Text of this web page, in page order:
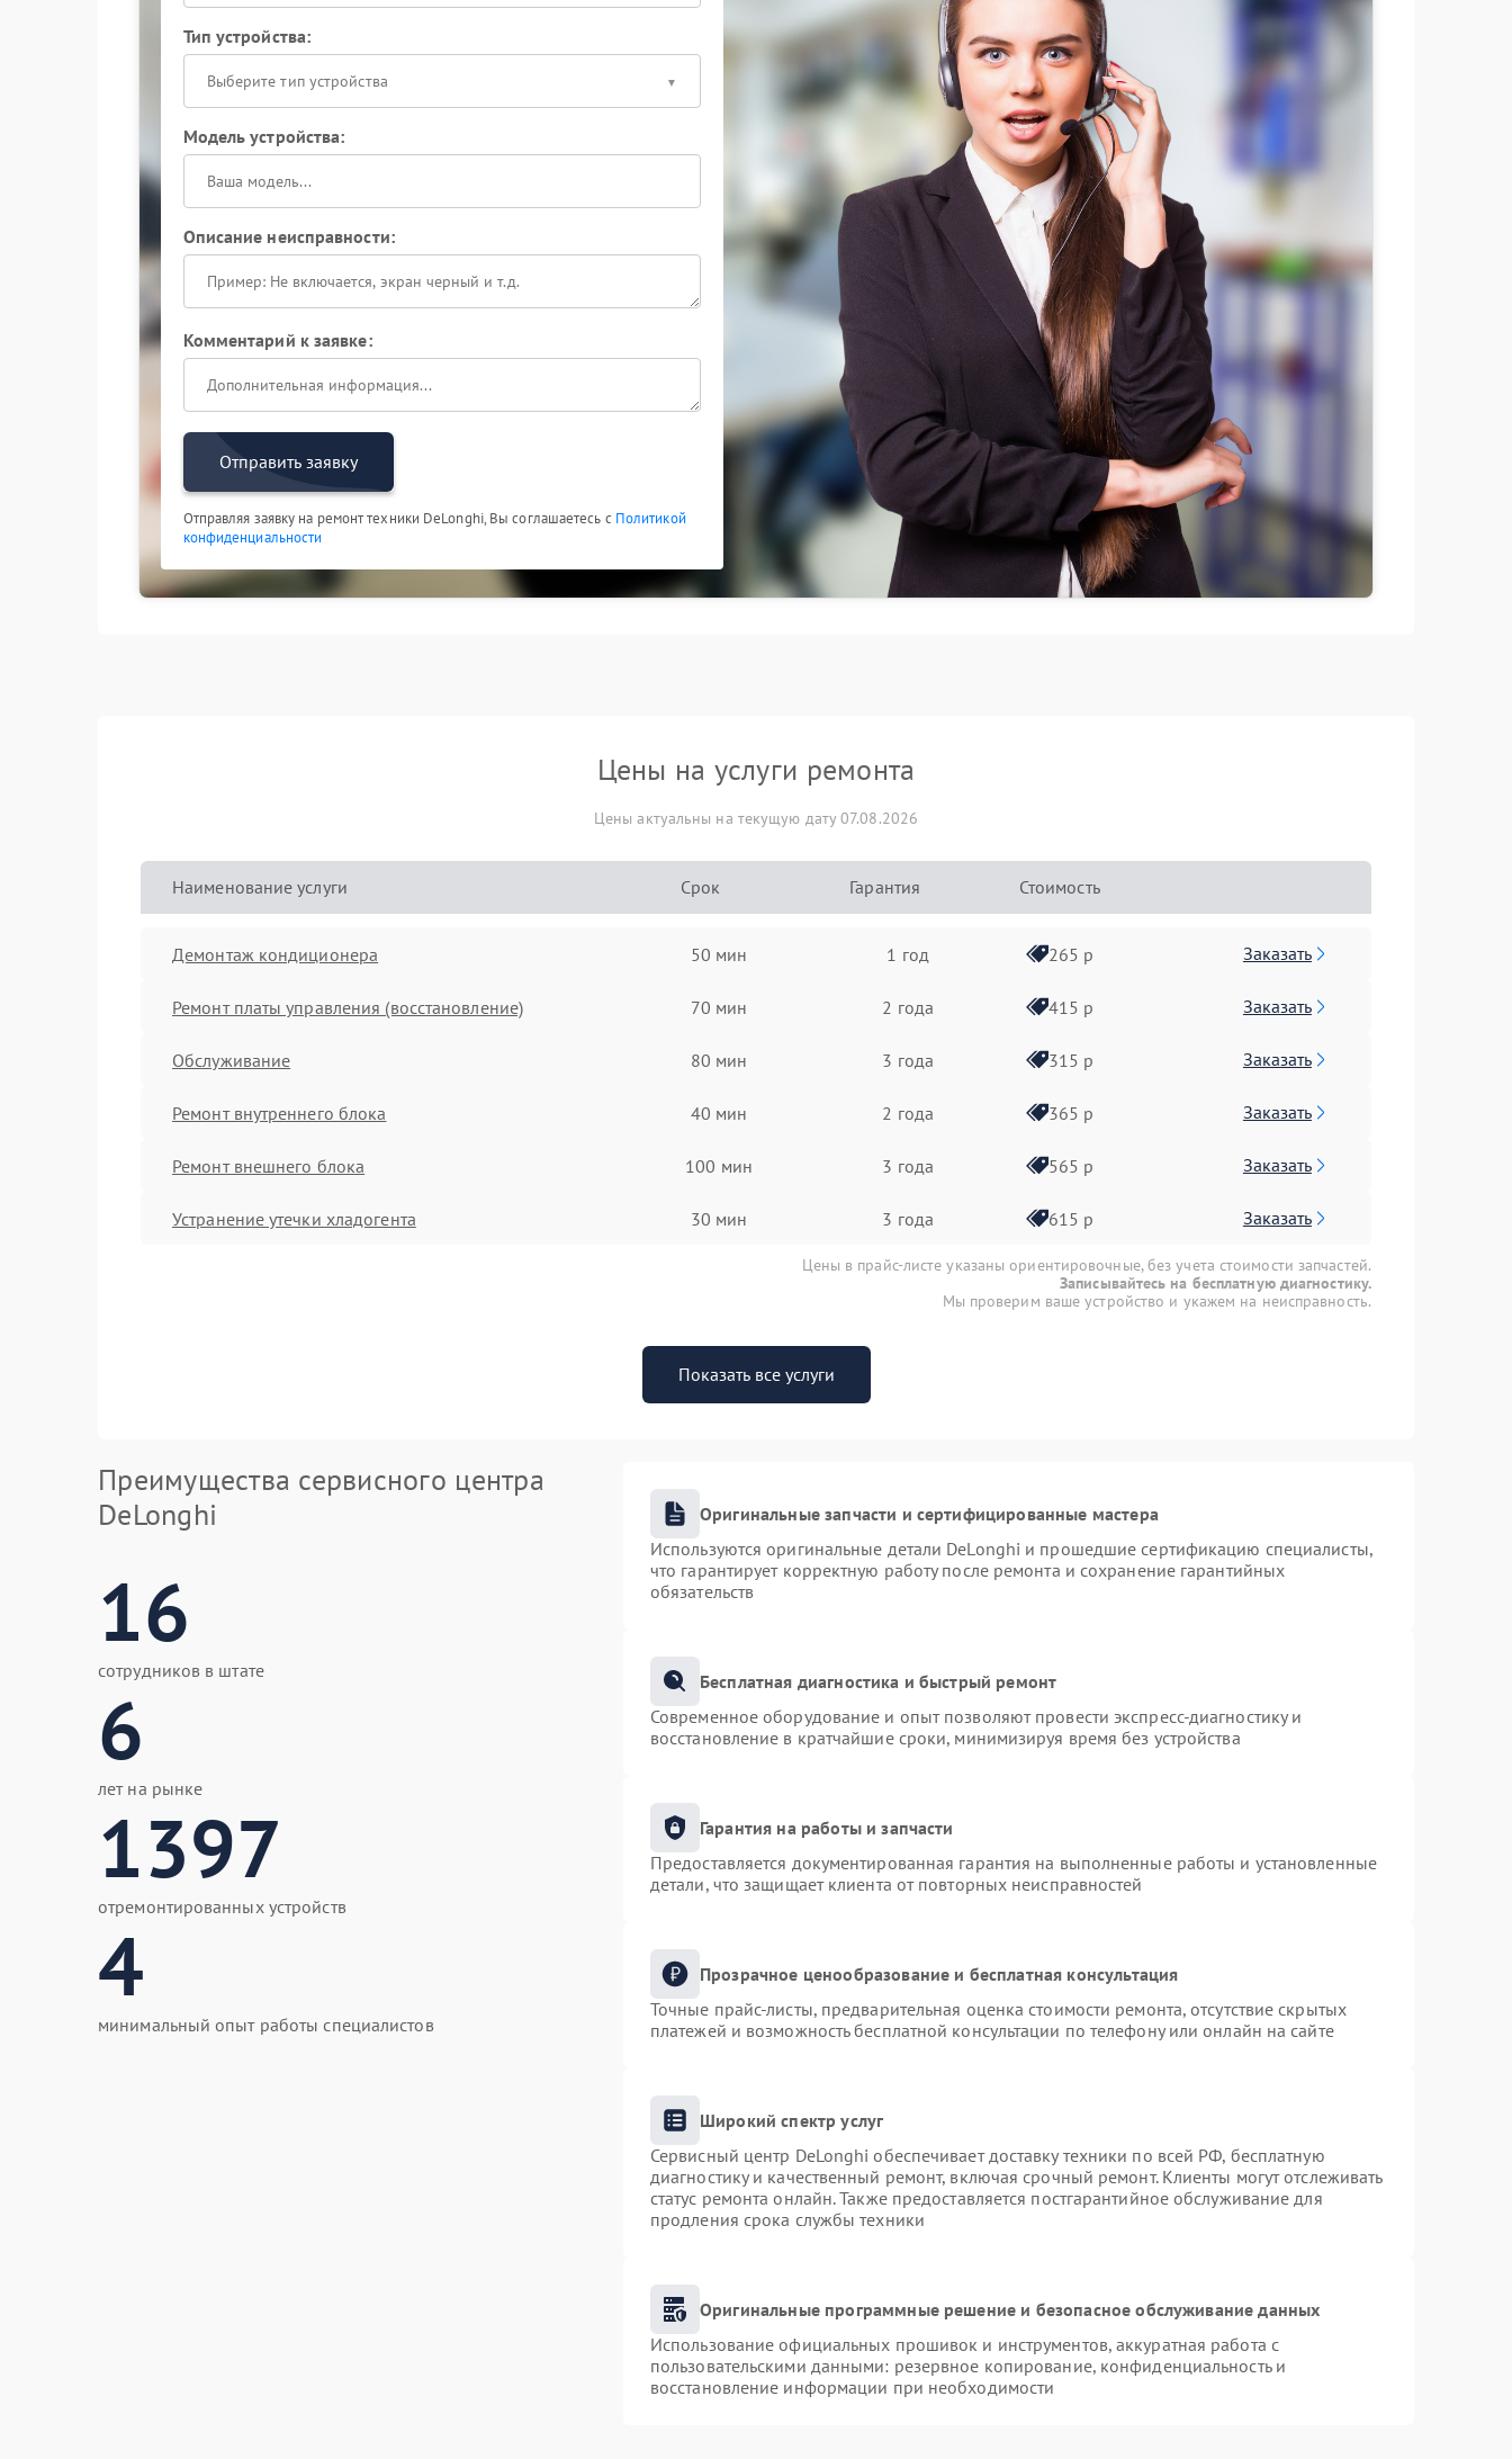
Тип устройства:
Выберите тип устройства
Модель устройства:
Описание неисправности:
Комментарий к заявке:
Отправить заявку
Отправляя заявку на ремонт техники DeLonghi, Вы соглашаетесь с Политикой
конфиденциальности
Цены на услуги ремонта
Цены актуальны на текущую дату 07.08.2026
Наименование услуги Срок Гарантия Стоимость
Демонтаж кондиционера 50 мин 1 год 265 р Заказать
Ремонт платы управления (восстановление) 70 мин 2 года 415 р Заказать
Обслуживание 80 мин 3 года 315 р Заказать
Ремонт внутреннего блока 40 мин 2 года 365 р Заказать
Ремонт внешнего блока 100 мин 3 года 565 р Заказать
Устранение утечки хладогента 30 мин 3 года 615 р Заказать
Цены в прайс-листе указаны ориентировочные, без учета стоимости запчастей.
Записывайтесь на бесплатную диагностику.
Мы проверим ваше устройство и укажем на неисправность.
Показать все услуги
Преимущества сервисного центра
DeLonghi
16
сотрудников в штате
6
лет на рынке
1397
отремонтированных устройств
4
минимальный опыт работы специалистов
Оригинальные запчасти и сертифицированные мастера
Используются оригинальные детали DeLonghi и прошедшие сертификацию специалисты,
что гарантирует корректную работу после ремонта и сохранение гарантийных
обязательств
Бесплатная диагностика и быстрый ремонт
Современное оборудование и опыт позволяют провести экспресс-диагностику и
восстановление в кратчайшие сроки, минимизируя время без устройства
Гарантия на работы и запчасти
Предоставляется документированная гарантия на выполненные работы и установленные
детали, что защищает клиента от повторных неисправностей
Прозрачное ценообразование и бесплатная консультация
Точные прайс-листы, предварительная оценка стоимости ремонта, отсутствие скрытых
платежей и возможность бесплатной консультации по телефону или онлайн на сайте
Широкий спектр услуг
Сервисный центр DeLonghi обеспечивает доставку техники по всей РФ, бесплатную
диагностику и качественный ремонт, включая срочный ремонт. Клиенты могут отслеживать
статус ремонта онлайн. Также предоставляется постгарантийное обслуживание для
продления срока службы техники
Оригинальные программные решение и безопасное обслуживание данных
Использование официальных прошивок и инструментов, аккуратная работа с
пользовательскими данными: резервное копирование, конфиденциальность и
восстановление информации при необходимости